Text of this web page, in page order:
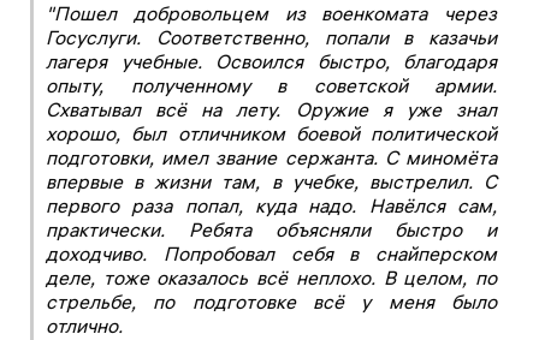
"Пошел добровольцем из военкомата через
Госуслуги. Соответственно, попали в казачьи
лагеря учебные. Освоился быстро, благодаря
опыту, полученному в советской армии.
Схватывал всё на лету. Оружие я уже знал
хорошо, был отличником боевой политической
подготовки, имел звание сержанта. С миномёта
впервые в жизни там, в учебке, выстрелил. С
первого раза попал, куда надо. Навёлся сам,
практически. Ребята объясняли быстро и
доходчиво. Попробовал себя в снайперском
деле, тоже оказалось всё неплохо. В целом, по
стрельбе, по подготовке всё у меня было
отлично.